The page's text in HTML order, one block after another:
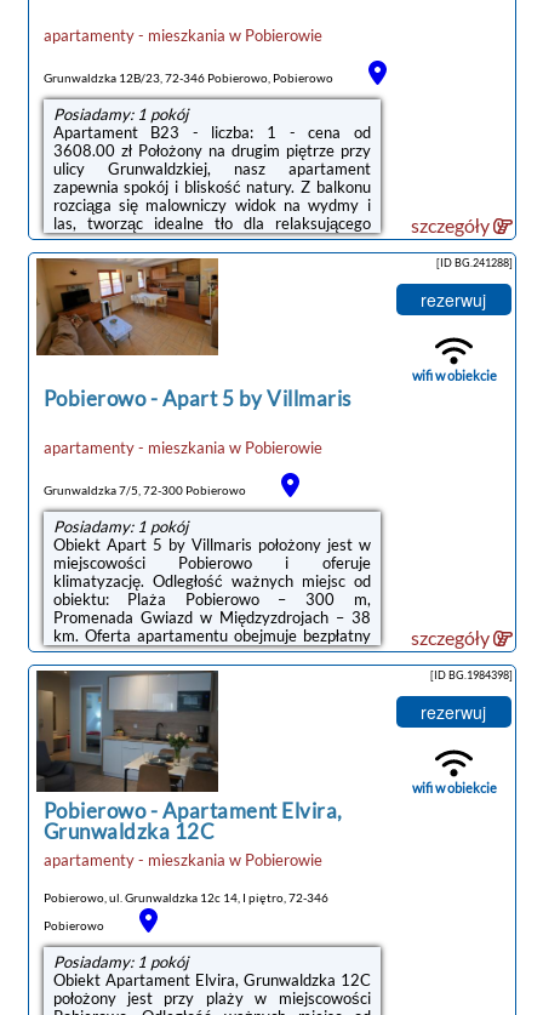
apartamenty - mieszkania w Pobierowie
Grunwaldzka 12B/23, 72-346 Pobierowo, Pobierowo
Posiadamy: 1 pokój
Apartament B23 - liczba: 1 - cena od
3608.00 zł Położony na drugim piętrze przy
ulicy Grunwaldzkiej, nasz apartament
zapewnia spokój i bliskość natury. Z balkonu
rozciąga się malowniczy widok na wydmy i
las, tworząc idealne tło dla relaksującego
wypoczynku. W apartamencie, idealnym dla 4
osób, znajdziesz wszystko, czego
potrzebujesz: Przytulna sypialnia: z
wygodnym, dwuosobowym łóżkiem i
telewizorem, zapewniającym komfortowy
sen.Przestronny salon: z rozkładaną sofą,
telewizorem i przytulnym kącikiem jadalnym,
wyposażona kuchnia: z płytą ...
szczegóły
Pobierowo-Apart 5 by Villmaris
apartamenty - mieszkania w Pobierowie
Grunwaldzka 7/5, 72-300 Pobierowo
Posiadamy: 1 pokój
Obiekt Apart 5 by Villmaris położony jest w
miejscowości Pobierowo i oferuje
klimatyzację. Odległość ważnych miejsc od
obiektu: Plaża Pobierowo – 300 m,
Promenada Gwiazd w Międzyzdrojach – 38
km. Oferta apartamentu obejmuje bezpłatny
prywatny parking, całodobową recepcję oraz
bezpłatne Wi-Fi.Oferta apartamentu
obejmuje sypialnię (1), salon, kuchnię z
pełnym wyposażeniem, w tym lodówką i
ekspresem do kawy, a także łazienkę (1) z
prysznicem oraz suszarką do włosów. W
apartamencie zapewniono ręczniki i
pościel.Odległość ważnych miejsc od obiektu:
Klub golfowy Amber ...
[ID BG.241288]
rezerwuj
wifi w obiekcie
szczegóły
Pobierowo-Apartament Elvira,
Grunwaldzka 12C
apartamenty - mieszkania w Pobierowie
Pobierowo, ul. Grunwaldzka 12c 14, I piętro, 72-346
Pobierowo
Posiadamy: 1 pokój
Obiekt Apartament Elvira, Grunwaldzka 12C
położony jest przy plaży w miejscowości
[ID BG.1984398]
rezerwuj
wifi w obiekcie